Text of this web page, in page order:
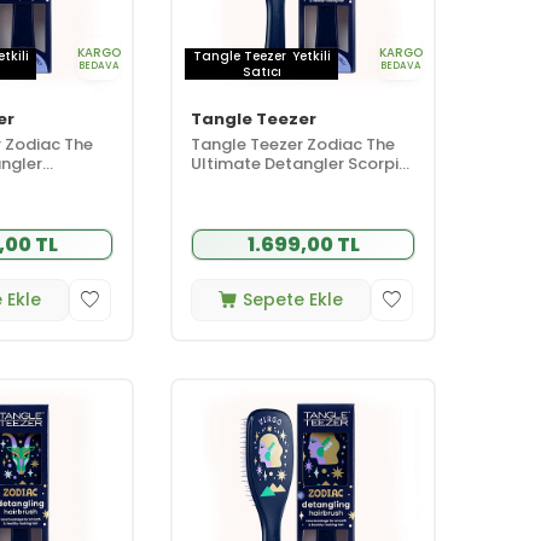
KARGO
BEDAVA
Zodiac The
TL
Ekle
Tangle Teezer Yetkili
Satıcı
KARGO
BEDAVA
Tangle Teezer
Tangle Teezer Zodiac The
Ultimate Detangler Scorpio
1.699,00 TL
Sepete Ekle